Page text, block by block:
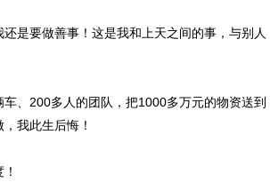
要做善事！这是我和上天之间的事，与别人
200多人的团队，把1000多万元的物资送到
我此生后悔！